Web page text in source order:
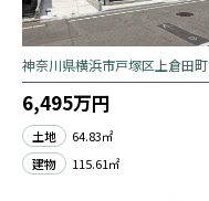
神奈川県横浜市戸塚区上倉田町
6,495万円
土地
64.83㎡
建物
115.61㎡